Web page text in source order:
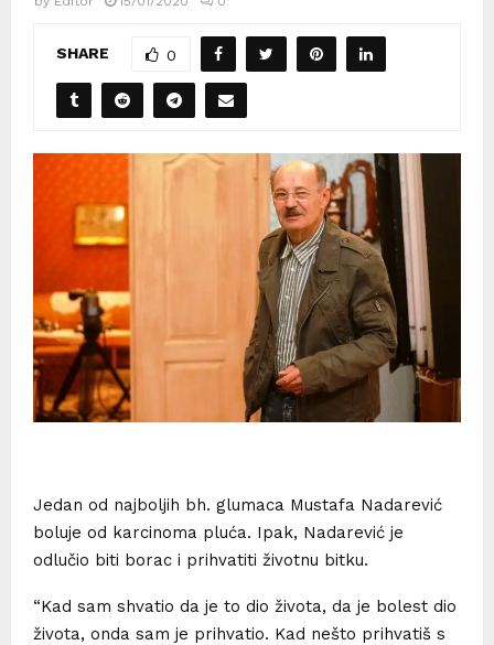
SHARE 0
Jedan od najboljih bh. glumaca Mustafa Nadarević
boluje od karcinoma pluća. Ipak, Nadarević je
odlučio biti borac i prihvatiti životnu bitku.
“Kad sam shvatio da je to dio života, da je bolest dio
života, onda sam je prihvatio. Kad nešto prihvatiš s